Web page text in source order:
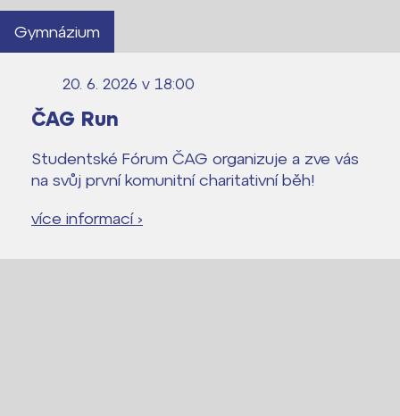
Gymnázium
20. 6. 2026 v 18:00
ČAG Run
Studentské Fórum ČAG organizuje a zve vás
na svůj první komunitní charitativní běh!
více informací ›